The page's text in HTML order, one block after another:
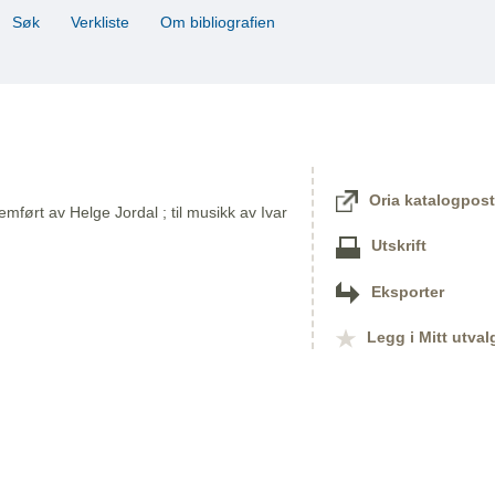
Søk Verkliste Om bibliografien
av Helge Jordal ; til musikk av Ivar
Oria katalogpost
Utskrift
Eksporter
Legg i Mitt